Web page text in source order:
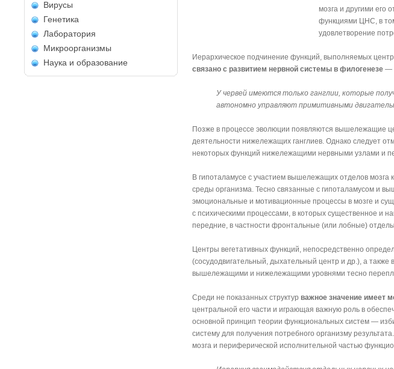
Вирусы
Генетика
Лаборатория
Микроорганизмы
Наука и образование
мозга и другими его
функциями ЦНС, в
удовлетворение
Иерархическое подчинение функций, выполняемых
связано с развитием нервной системы в филогенезе —
У червей имеются только ганглии, которые
автономно управляют примитивными
Позже в процессе эволюции появляются вышележащие
деятельности нижележащих ганглиев. Однако следует
некоторых функций нижележащими нервными узлами и
В гипоталамусе с участием вышележащих отделов мозга
среды организма. Тесно связанные с гипоталамусом и
эмоциональные и мотивационные процессы в мозге и
с психическими процессами, в которых существенное и
передние, в частности фронтальные (или лобные)
Центры вегетативных функций, непосредственно
(сосудодвигательный, дыхательный центр и др.), а
вышележащими и нижележащими уровнями тесно
Среди не показанных структур важное значение имеет
центральной его части и играющая важную роль в
основной принцип теории функциональных систем —
систему для получения потребного организму
мозга и периферической исполнительной частью